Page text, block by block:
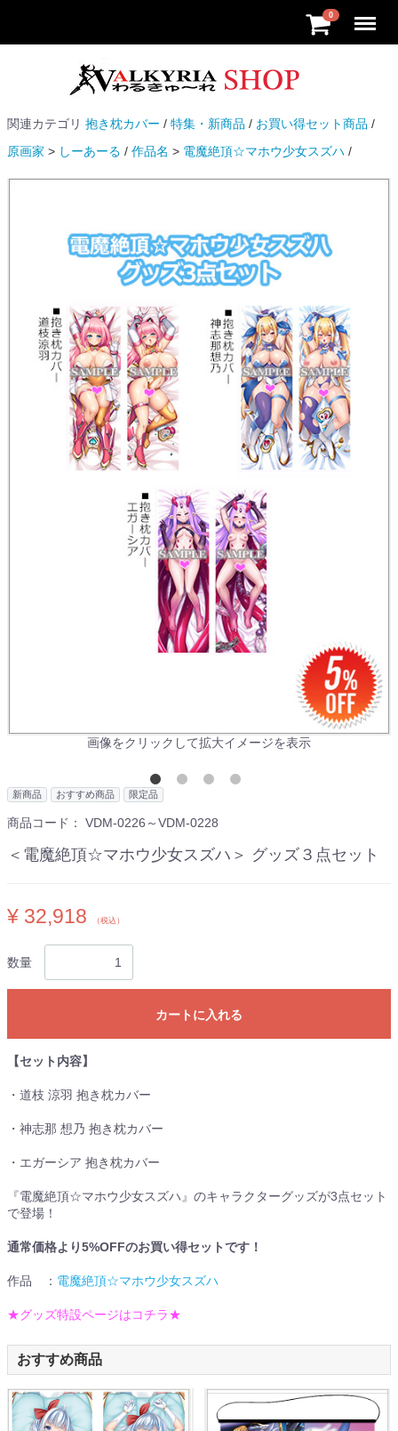
0
関連カテゴリ 抱き枕カバー 特集・新商品
お買い得セット商品
原画家
しーあーる 作品名 電魔絶頂☆マホウ少女スズハ
画像をクリックして拡大イメージを表示
新商品 おすすめ商品 限定品
商品コード： VDM-0226～VDM-0228
＜電魔絶頂☆マホウ少女スズハ＞ グッズ３点セット
¥ 32,918 （税込）
数量
カートに入れる
【セット内容】
・道枝 涼羽 抱き枕カバー
・神志那 想乃 抱き枕カバー
・エガーシア 抱き枕カバー
『電魔絶頂☆マホウ少女スズハ』のキャラクターグッズが3点セット
で登場！
通常価格より5%OFFのお買い得セットです！
作品 ： 電魔絶頂☆マホウ少女スズハ
★グッズ特設ページはコチラ★
おすすめ商品